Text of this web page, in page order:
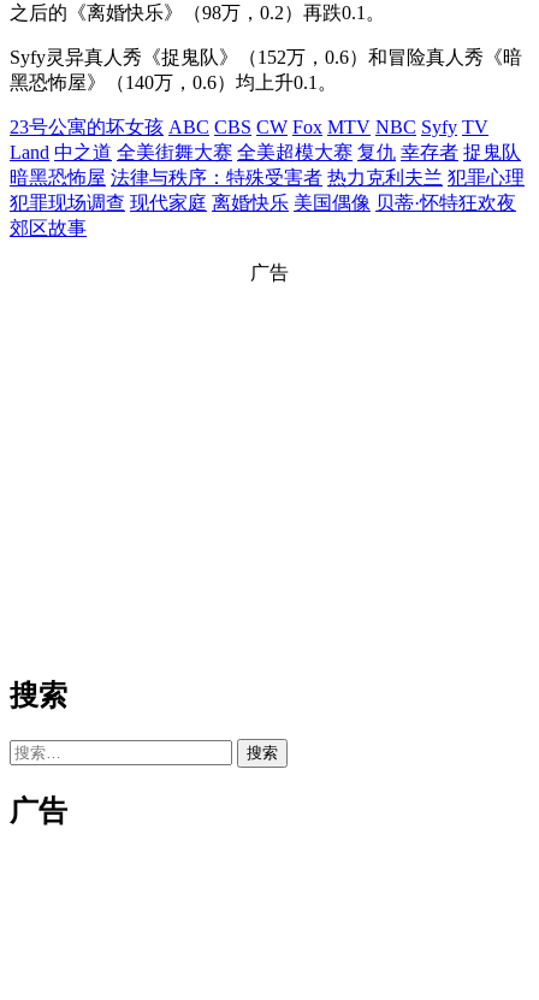
之后的《离婚快乐》（98万，0.2）再跌0.1。
Syfy灵异真人秀《捉鬼队》（152万，0.6）和冒险真人秀《暗
黑恐怖屋》（140万，0.6）均上升0.1。
23号公寓的坏女孩 ABC CBS CW Fox MTV NBC Syfy TV
Land 中之道 全美街舞大赛 全美超模大赛 复仇 幸存者 捉鬼队
暗黑恐怖屋 法律与秩序：特殊受害者 热力克利夫兰 犯罪心理
犯罪现场调查 现代家庭 离婚快乐 美国偶像 贝蒂·怀特狂欢夜
郊区故事
广告
搜索
搜
广告